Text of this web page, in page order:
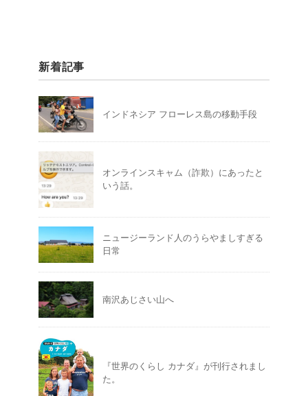
新着記事
インドネシア フローレス島の移動手段
オンラインスキャム（詐欺）にあったと
いう話。
ニュージーランド人のうらやましすぎる
日常
南沢あじさい山へ
『世界のくらし カナダ』が刊行されまし
た。